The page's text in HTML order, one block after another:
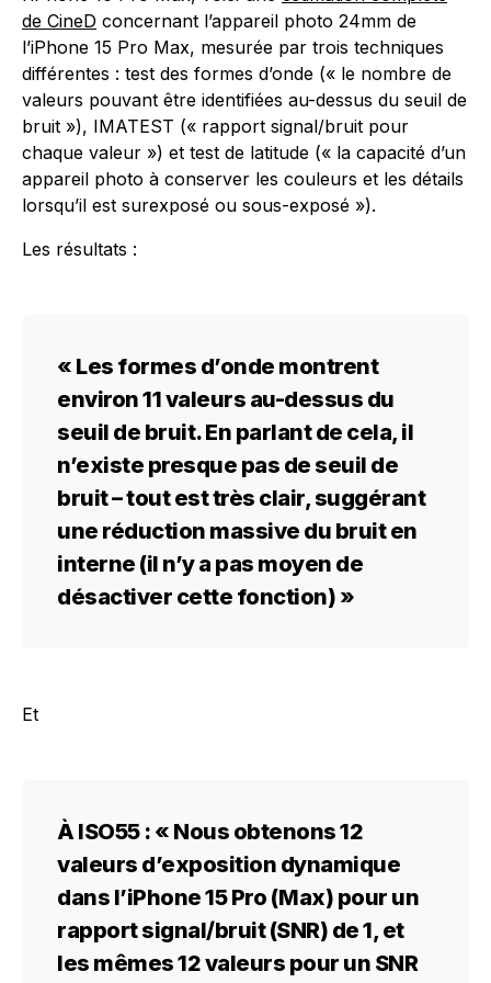
de CineD concernant l’appareil photo 24mm de
l’iPhone 15 Pro Max, mesurée par trois techniques
différentes : test des formes d’onde (« le nombre de
valeurs pouvant être identifiées au-dessus du seuil de
bruit »), IMATEST (« rapport signal/bruit pour
chaque valeur ») et test de latitude (« la capacité d’un
appareil photo à conserver les couleurs et les détails
lorsqu’il est surexposé ou sous-exposé »).
Les résultats :
« Les formes d’onde montrent
environ 11 valeurs au-dessus du
seuil de bruit. En parlant de cela, il
n’existe presque pas de seuil de
bruit – tout est très clair, suggérant
une réduction massive du bruit en
interne (il n’y a pas moyen de
désactiver cette fonction) »
Et
À ISO55 : « Nous obtenons 12
valeurs d’exposition dynamique
dans l’iPhone 15 Pro (Max) pour un
rapport signal/bruit (SNR) de 1, et
les mêmes 12 valeurs pour un SNR